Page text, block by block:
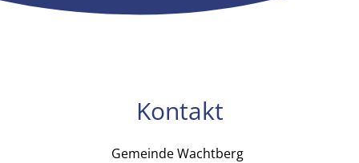
Kontakt
Gemeinde Wachtberg